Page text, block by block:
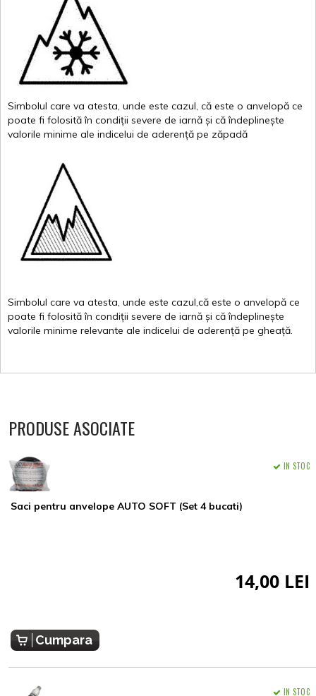
Simbolul care va atesta, unde este cazul, că este o anvelopă ce
poate fi folosită în condiții severe de iarnă și că îndeplinește
valorile minime ale indicelui de aderență pe zăpadă
Simbolul care va atesta, unde este cazul,că este o anvelopă ce
poate fi folosită în condiții severe de iarnă și că îndeplinește
valorile minime relevante ale indicelui de aderență pe gheață.
PRODUSE ASOCIATE
Saci pentru anvelope AUTO SOFT (Set 4 bucati)
IN STOC
14,00 LEI
Cumpara
IN STOC